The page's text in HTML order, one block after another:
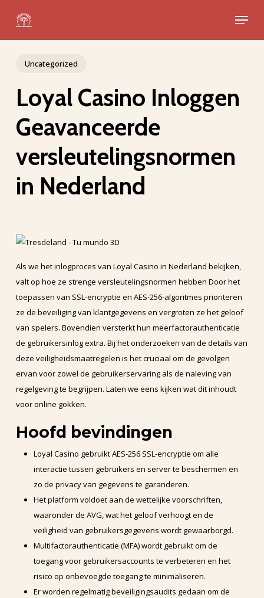
main
Menu
Uncategorized
Loyal Casino Inloggen
Geavanceerde
versleutelingsnormen
in Nederland
Als we het inlogproces van Loyal Casino in Nederland bekijken,
valt op hoe ze strenge versleutelingsnormen hebben Door het
toepassen van SSL-encryptie en AES-256-algoritmes prioriteren
ze de beveiliging van klantgegevens en vergroten ze het geloof
van spelers. Bovendien versterkt hun meerfactorauthenticatie
de gebruikersinlog extra. Bij het onderzoeken van de details van
deze veiligheidsmaatregelen is het cruciaal om de gevolgen
ervan voor zowel de gebruikerservaring als de naleving van
regelgeving te begrijpen. Laten we eens kijken wat dit inhoudt
voor online gokken.
Hoofd bevindingen
Loyal Casino gebruikt AES-256 SSL-encryptie om alle
interactie tussen gebruikers en server te beschermen en
zo de privacy van gegevens te garanderen.
Het platform voldoet aan de wettelijke voorschriften,
waaronder de AVG, wat het geloof verhoogt en de
veiligheid van gebruikersgegevens wordt gewaarborgd.
Multifactorauthenticatie (MFA) wordt gebruikt om de
toegang voor gebruikersaccounts te verbeteren en het
risico op onbevoegde toegang te minimaliseren.
Er worden regelmatig beveiligingsaudits gedaan om de